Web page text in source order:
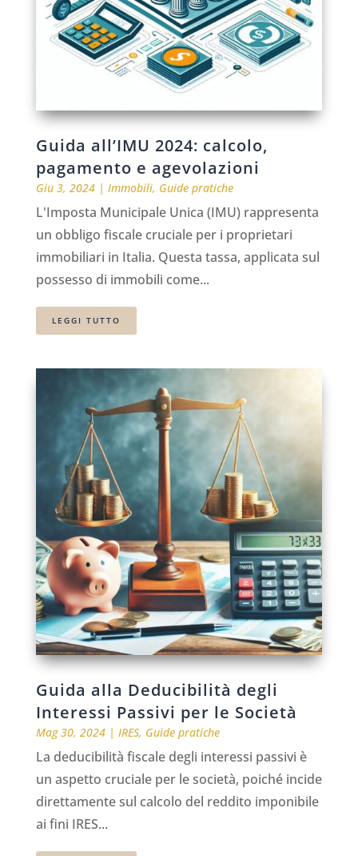
Guida all’IMU 2024: calcolo,
pagamento e agevolazioni
Giu 3, 2024| Immobili, Guide pratiche
L'Imposta Municipale Unica (IMU) rappresenta
un obbligo fiscale cruciale per i proprietari
immobiliari in Italia. Questa tassa, applicata sul
possesso di immobili come...
LEGGI TUTTO
Guida alla Deducibilità degli
Interessi Passivi per le Società
Mag 30, 2024| IRES, Guide pratiche
La deducibilità fiscale degli interessi passivi è
un aspetto cruciale per le società, poiché incide
direttamente sul calcolo del reddito imponibile
ai fini IRES...